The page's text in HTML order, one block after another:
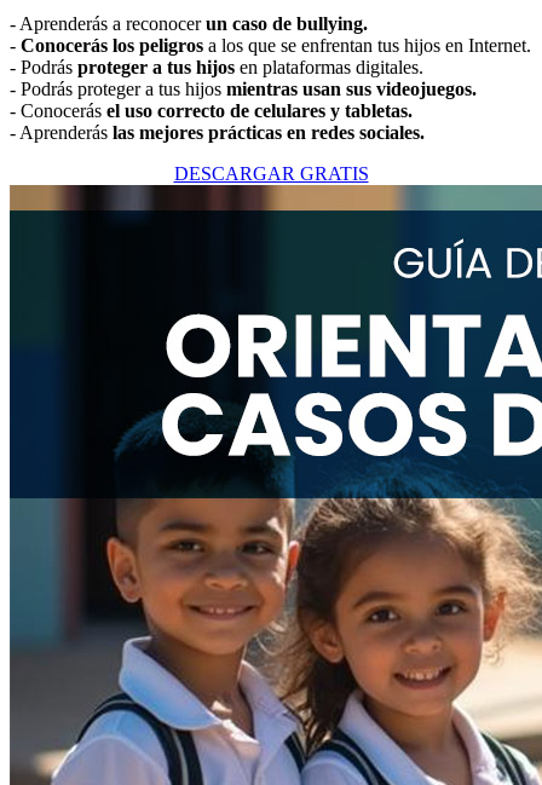
- Aprenderás a reconocerun caso de bullying.
- Conocerás los peligros a los que se enfrentan tus hijos en Internet.
- Podrás proteger a tus hijos en plataformas digitales.
- Podrás proteger a tus hijos mientras usan sus videojuegos.
- Conocerás el uso correcto de celulares y tabletas.
- Aprenderás las mejores prácticas en redes sociales.
DESCARGAR GRATIS